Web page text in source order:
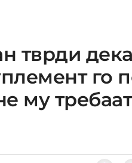
тврди
го
му